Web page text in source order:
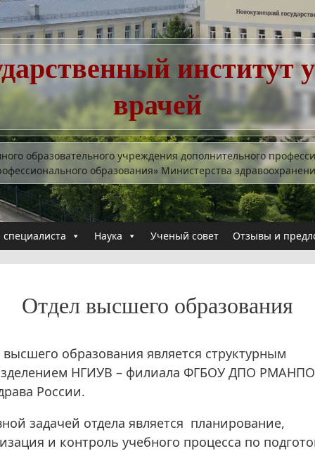
институт
врачей
образовательного учреждения дополнительного
образования» Министерства
Наука Ученый совет Отзывы и
Отдел высшего образования
высшего образования является структурным
НГИУВ – филиала ФГБОУ ДПО РМАНПО
России.
задачей отдела является планирование,
и контроль учебного процесса по